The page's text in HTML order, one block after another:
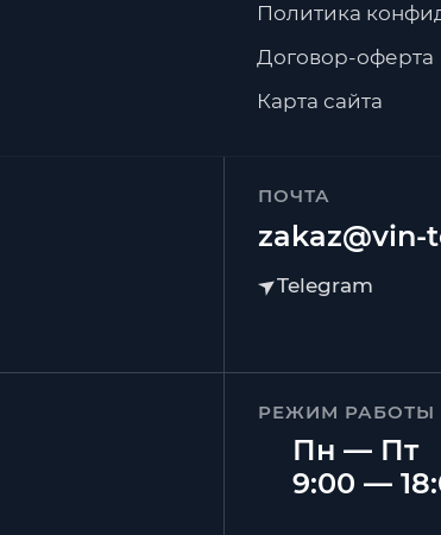
ПОЧТА
zakaz@vin-
РЕЖИМ РАБОТЫ
Пн — Пт
9:00 —
Политика
Договор-оферта
Карта сайта